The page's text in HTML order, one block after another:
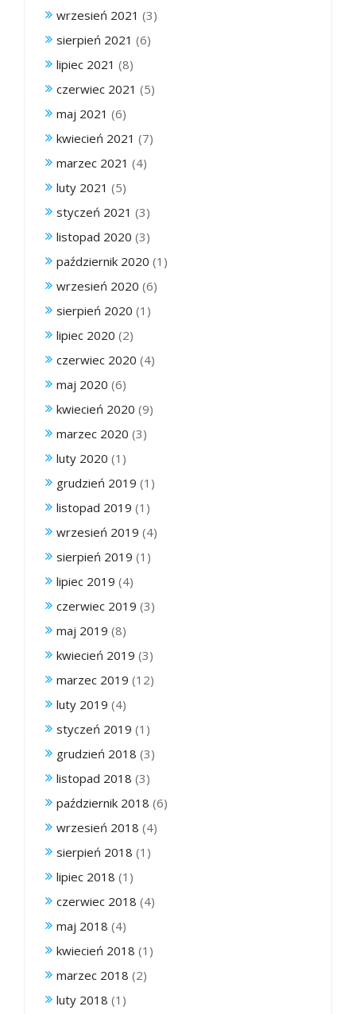
wrzesień 2021 (3)
sierpień 2021 (6)
lipiec 2021 (8)
czerwiec 2021 (5)
maj 2021 (6)
kwiecień 2021 (7)
marzec 2021 (4)
luty 2021 (5)
styczeń 2021 (3)
listopad 2020 (3)
październik 2020 (1)
wrzesień 2020 (6)
sierpień 2020 (1)
lipiec 2020 (2)
czerwiec 2020 (4)
maj 2020 (6)
kwiecień 2020 (9)
marzec 2020 (3)
luty 2020 (1)
grudzień 2019 (1)
listopad 2019 (1)
wrzesień 2019 (4)
sierpień 2019 (1)
lipiec 2019 (4)
czerwiec 2019 (3)
maj 2019 (8)
kwiecień 2019 (3)
marzec 2019 (12)
luty 2019 (4)
styczeń 2019 (1)
grudzień 2018 (3)
listopad 2018 (3)
październik 2018 (6)
wrzesień 2018 (4)
sierpień 2018 (1)
lipiec 2018 (1)
czerwiec 2018 (4)
maj 2018 (4)
kwiecień 2018 (1)
marzec 2018 (2)
luty 2018 (1)